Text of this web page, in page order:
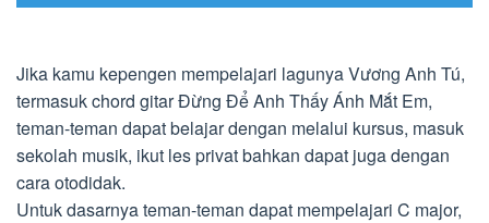
Jika kamu kepengen mempelajari lagunya Vương Anh Tú,
termasuk chord gitar Đừng Để Anh Thấy Ánh Mắt Em,
teman-teman dapat belajar dengan melalui kursus, masuk
sekolah musik, ikut les privat bahkan dapat juga dengan
cara otodidak.
Untuk dasarnya teman-teman dapat mempelajari C major,